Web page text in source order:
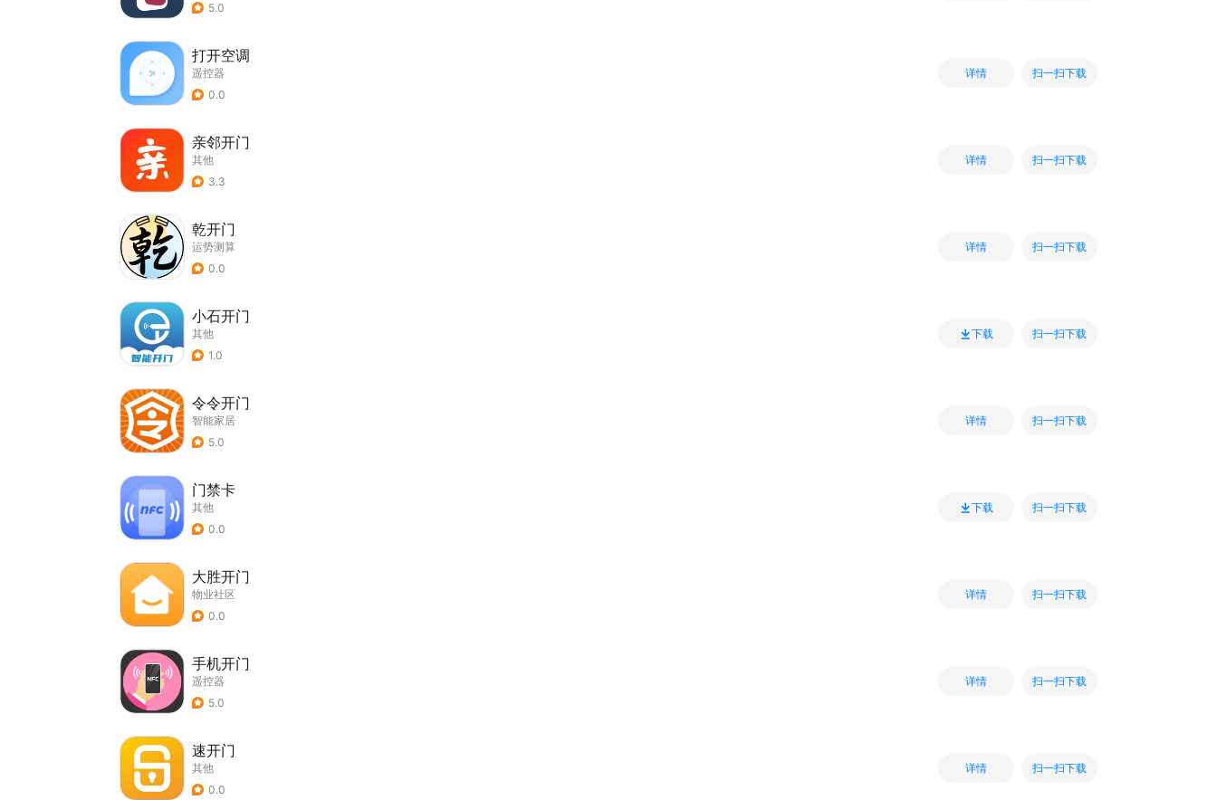
5.0
打开空调
遥控器
0.0
详情 扫一扫下载
亲邻开门
其他
3.3
详情 扫一扫下载
乾开门
运势测算
0.0
详情 扫一扫下载
小石开门
其他
1.0
下载 扫一扫下载
令令开门
智能家居
5.0
详情 扫一扫下载
门禁卡
其他
0.0
下载 扫一扫下载
大胜开门
物业社区
0.0
详情 扫一扫下载
手机开门
遥控器
5.0
详情 扫一扫下载
速开门
其他
0.0
详情 扫一扫下载